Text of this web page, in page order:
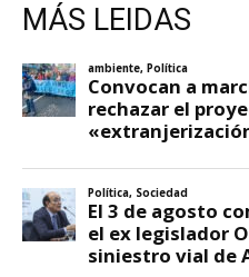
MÁS LEIDAS